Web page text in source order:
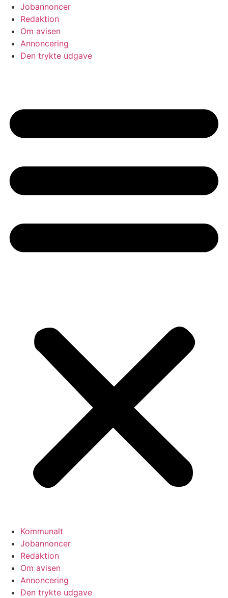
Jobannoncer
Redaktion
Om avisen
Annoncering
Den trykte udgave
Kommunalt
Jobannoncer
Redaktion
Om avisen
Annoncering
Den trykte udgave